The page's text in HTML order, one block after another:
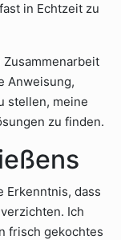
in Echtzeit zu
Zusammenarbeit
Anweisung,
stellen, meine
zu finden.
Erkenntnis, dass
Ich
frisch gekochtes